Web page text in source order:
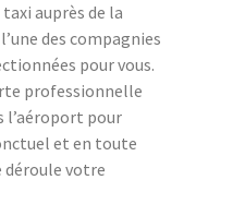
auprès de la
des compagnies
pour vous.
professionnelle
l’aéroport pour
et en toute
déroule votre